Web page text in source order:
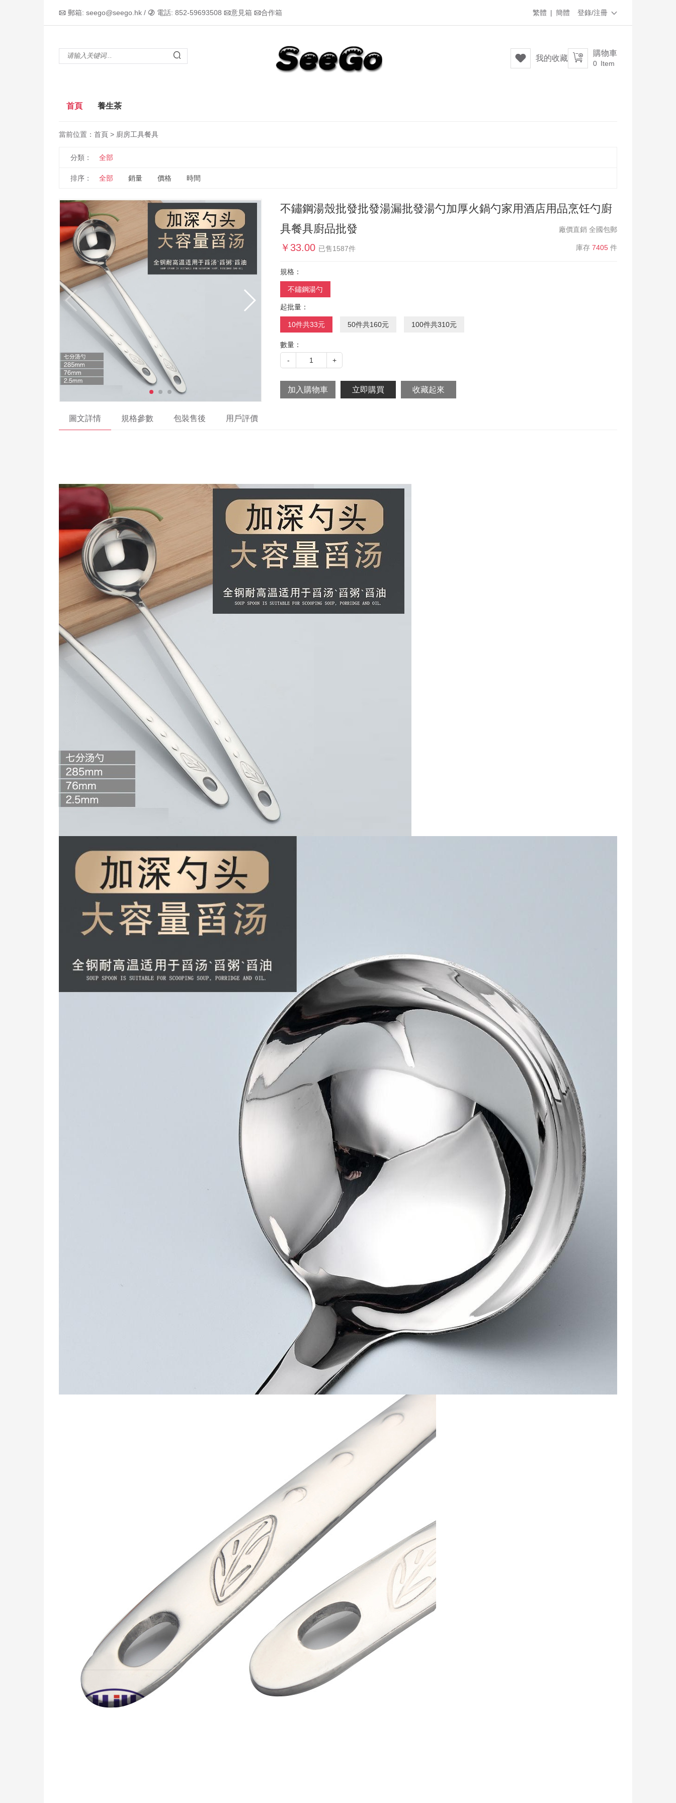
 郵箱: seego@seego.hk /  電話: 852-59693508 意見箱 合作箱 登錄/注冊 
繁體 | 簡體
  購物車
0 Item
 我的收藏
首頁 養生茶
當前位置： 首頁 > 廚房工具餐具
分類： 全部
排序： 全部 銷量 價格 時間
不鏽鋼湯殼批發批發湯漏批發湯勺加厚火鍋勺家用酒店用品烹饪勺廚
具餐具廚品批發
廠價直銷 全國包郵
￥ 33.00 已售1587件 庫存 7405 件
規格：
不鏽鋼湯勺
起批量：
10件共33元 50件共160元 100件共310元
數量：
-
1 +
圖文詳情 規格參數 包裝售後 用戶評價